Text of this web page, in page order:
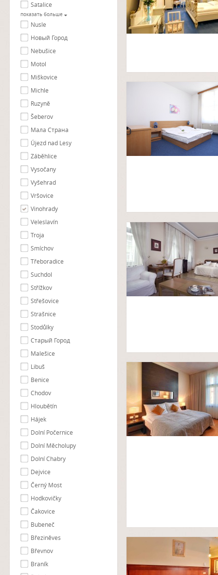
Satalice
показать больше
Nusle
Новый Город
Nebušice
Motol
Miškovice
Michle
Ruzyně
Šeberov
Мала Страна
Újezd nad Lesy
Záběhlice
Vysočany
Vyšehrad
Vršovice
Vinohrady
Veleslavín
Troja
Smíchov
Třeboradice
Suchdol
Střížkov
Střešovice
Strašnice
Stodůlky
Cтарый Город
Malešice
Libuš
Benice
Chodov
Hloubětín
Hájek
Dolní Počernice
Dolní Měcholupy
Dolní Chabry
Dejvice
Černý Most
Hodkovičky
Čakovice
Bubeneč
Březiněves
Břevnov
Braník